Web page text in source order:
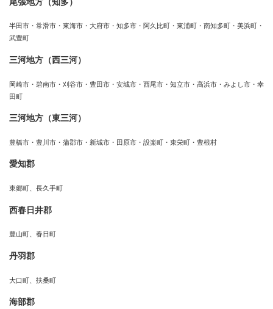
半田市・常滑市・東海市・大府市・知多市・阿久比町・東浦町・南知多町・美浜町・
武豊町
三河地方（西三河）
岡崎市・碧南市・刈谷市・豊田市・安城市・西尾市・知立市・高浜市・みよし市・幸
田町
三河地方（東三河）
豊橋市・豊川市・蒲郡市・新城市・田原市・設楽町・東栄町・豊根村
愛知郡
東郷町、長久手町
西春日井郡
豊山町、春日町
丹羽郡
大口町、扶桑町
海部郡